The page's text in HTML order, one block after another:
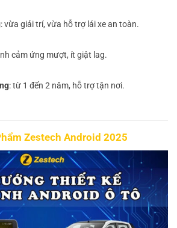
: vừa giải trí, vừa hỗ trợ lái xe an toàn.
cảm ứng mượt, ít giật lag.
: từ 1 đến 2 năm, hỗ trợ tận nơi.
Zestech Android 2025